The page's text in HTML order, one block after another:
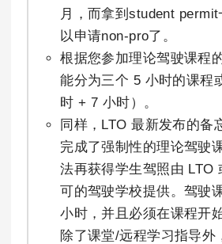
月，而拿到student
以申请non-pro了。
根据您参加理论驾驶课程
能分为三个 5 小时的课程
时 + 7 小时）。
同样，LTO 最新发布的备
完成了强制性的理论驾驶
法再获得学生驾照由 LTO
可的驾驶学校提供。驾驶
小时，并且必须在课程开
除了课堂/远程学习指导外